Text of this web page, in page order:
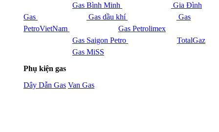
Gas Bình Minh
Gia Đình
Gas
Gas dầu khí
Gas
PetroVietNam
Gas Petrolimex
Gas Saigon Petro
TotalGaz
Gas MiSS
Phụ kiện gas
Dây Dẫn Gas Van Gas